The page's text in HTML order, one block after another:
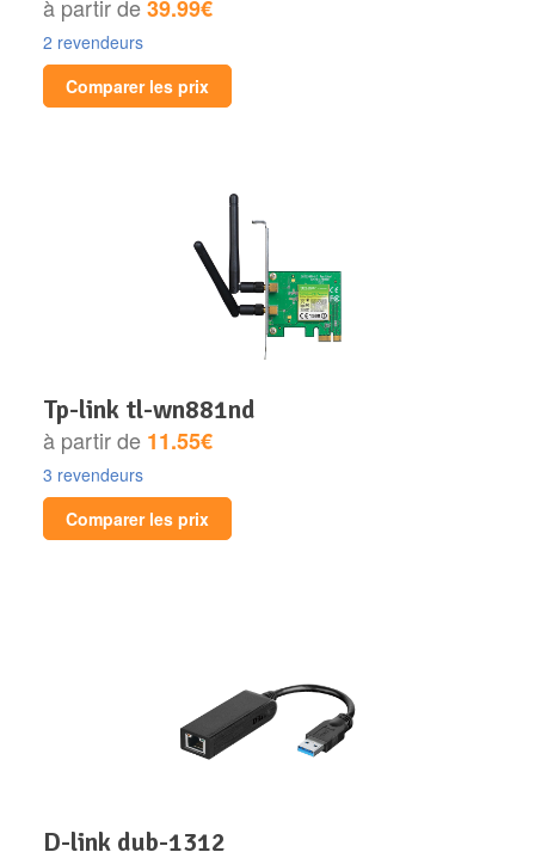
à partir de39.99€
2 revendeurs
Comparer les prix
tp-link tl-wn881nd
à partir de 11.55€
3 revendeurs
Comparer les prix
d-link dub-1312